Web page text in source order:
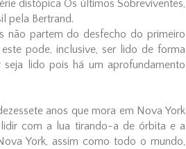
distópica Os ùltimos Sobreviventes,
pela Bertrand.
não partem do desfecho do primeiro
pode, inclusive, ser lido de forma
lido pois há um aprofundamento
anos que mora em Nova York
com a lua tirando-a de órbita e a
York, assim como todo o mundo,